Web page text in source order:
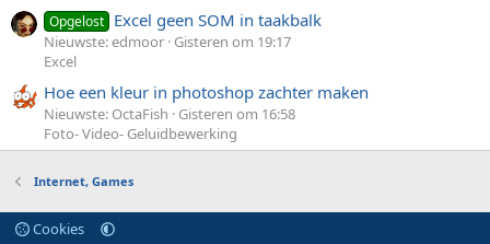
Opgelost Excel geen SOM in taakbalk
Nieuwste: edmoor Gisteren om 19:17
Excel
Hoe een kleur in photoshop zachter maken
Nieuwste: OctaFish
Gisteren om 16:58
Foto- Video- Geluidbewerking
Internet, Games
Cookies